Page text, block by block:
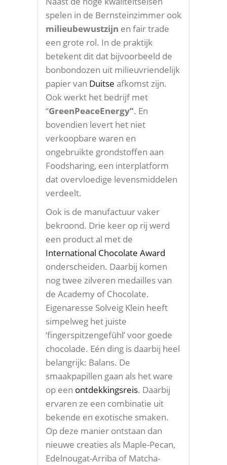
spelen in de Bernsteinzimmer ook
milieubewustzijn en fair trade
een grote rol. In de praktijk
betekent dit dat bijvoorbeeld de
bonbondozen uit milieuvriendelijk
papier van Duitse afkomst zijn.
Ook werkt het bedrijf met
“GreenPeaceEnergy”. En
bovendien levert het niet
verkoopbare waren en
ongebruikte grondstoffen aan
Foodsharing, een interplatform
dat overvloedige levensmiddelen
verdeelt.
Ook is de manufactuur vaker
bekroond. Drie keer op rij werd
een product al met de
International Chocolate Award
onderscheiden. Daarbij komen
nog twee zilveren medailles van
de Academy of Chocolate.
Eigenaresse Solveig Klein heeft
simpelweg het juiste
‘fingerspitzengefühl’ voor goede
chocolade. Eén ding is daarbij heel
belangrijk: Balans. De
smaakpapillen gaan als het ware
op een ontdekkingsreis. Daarbij
ervaren ze een combinatie uit
bekende en exotische smaken.
Op deze manier ontstaan dan
nieuwe creaties als Maple-Pecan,
Edelnougat-Arriba of Matcha-